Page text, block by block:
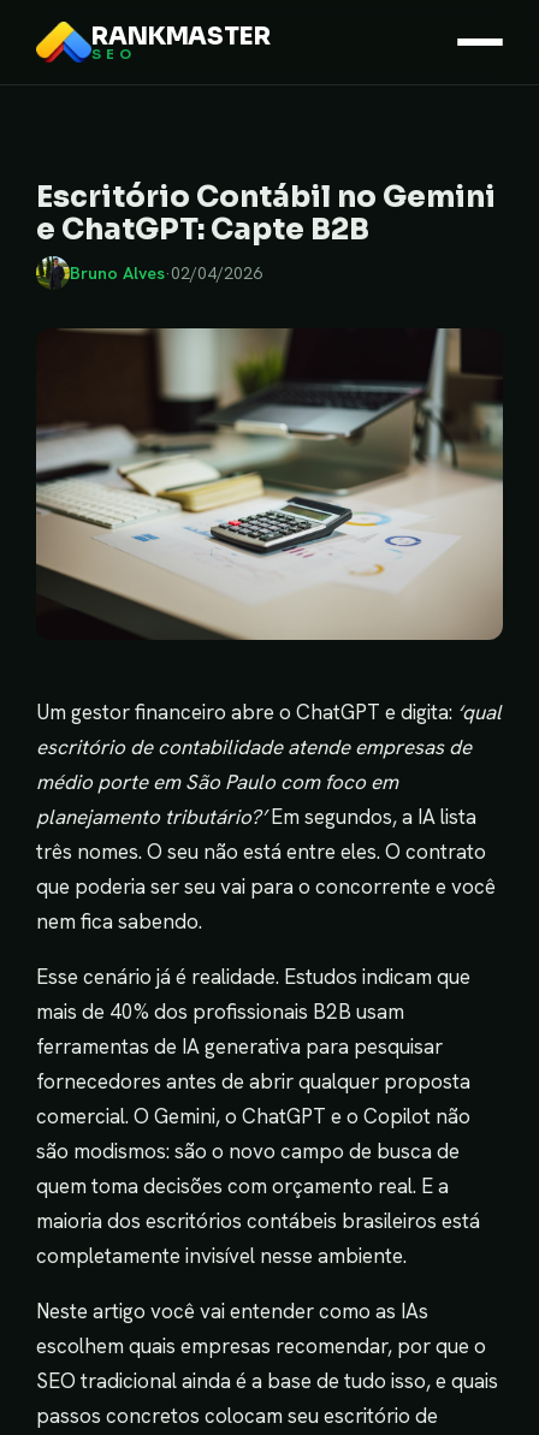
RANKMASTER
SEO
Escritório Contábil no Gemini
e ChatGPT: Capte B2B
Bruno Alves·02/04/2026
Um gestor financeiro abre o ChatGPT e digita: ‘qual
escritório de contabilidade atende empresas de
médio porte em São Paulo com foco em
planejamento tributário?’Em segundos, a IA lista
três nomes. O seu não está entre eles. O contrato
que poderia ser seu vai para o concorrente e você
nem fica sabendo.
Esse cenário já é realidade. Estudos indicam que
mais de 40% dos profissionais B2B usam
ferramentas de IA generativa para pesquisar
fornecedores antes de abrir qualquer proposta
comercial. O Gemini, o ChatGPT e o Copilot não
são modismos: são o novo campo de busca de
quem toma decisões com orçamento real. E a
maioria dos escritórios contábeis brasileiros está
completamente invisível nesse ambiente.
Neste artigo você vai entender como as IAs
escolhem quais empresas recomendar, por que o
SEO tradicional ainda é a base de tudo isso, e quais
passos concretos colocam seu escritório de